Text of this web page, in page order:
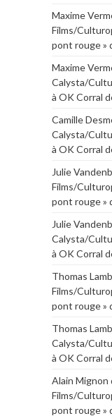
Maxime
Films/
pont rouge »
Maxime
Calysta/
à OK Corral
Camille
Calysta/
à OK Corral
Julie
Films/
pont rouge »
Julie
Calysta/
à OK Corral
Thomas
Films/
pont rouge »
Thomas
Calysta/
à OK Corral
Alain Mignon
Films/
pont rouge »